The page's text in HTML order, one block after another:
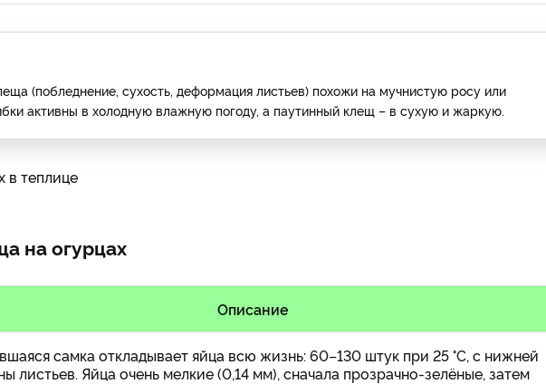
(побледнение, сухость, деформация листьев) похожи на мучнистую росу или
активны в холодную влажную погоду, а паутинный клещ – в сухую и жаркую.
на огурцах
Описание
самка откладывает яйца всю жизнь: 60–130 штук при 25 °C, с нижней
листьев. Яйца очень мелкие (0,14 мм), сначала прозрачно-зелёные, затем